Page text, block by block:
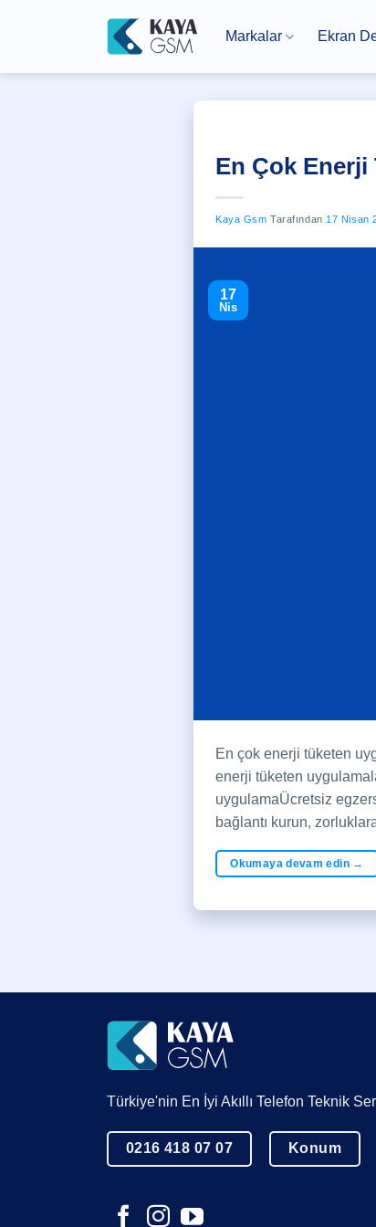
Markalar Ekran
En Çok
Kaya Gsm Tarafından 17 Nisan
17
Nis
En çok enerji tüketen
enerji tüketen
uygulamaÜcretsiz
bağlantı kurun,
Okumaya devam edin →
Türkiye'nin En İyi Akıllı Telefon Teknik
0216 418 07 07 Konum